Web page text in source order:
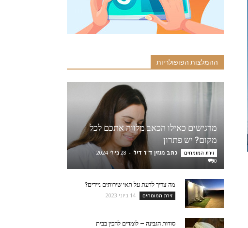
ההמלצות הפופולריות
מרגישים כאילו הכאב מלווה אתכם לכל
מקום? יש פתרון
זירת המומחים כתב מגזין ד"ר דיל - 28 ביולי 2024
0
מה צריך לדעת על תאי שירותים ניידים?
זירת המומחים 14 ביוני 2023
סודות הגבינה – לומדים להכין בבית